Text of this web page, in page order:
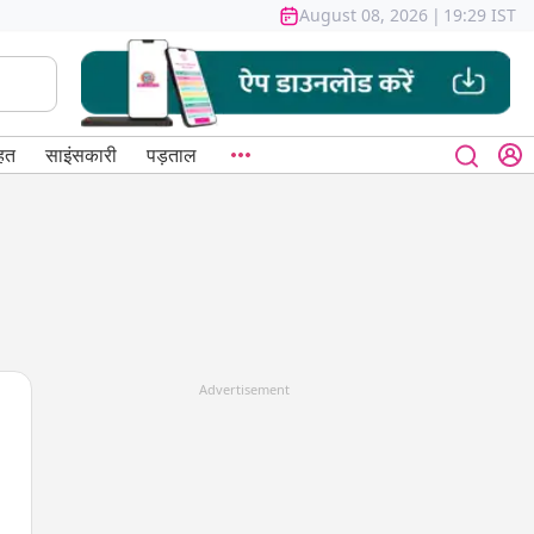
August 08, 2026 | 19:29 IST
साइंसकारी पड़ताल
Advertisement